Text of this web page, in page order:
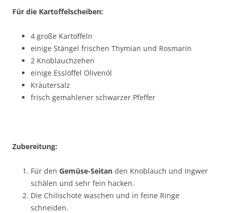
Für die Kartoffelscheiben:
4 große Kartoffeln
einige Stängel frischen Thymian und Rosmarin
2 Knoblauchzehen
einige Esslöffel Olivenöl
Kräutersalz
frisch gemahlener schwarzer Pfeffer
Zubereitung:
Für den Gemüse-Seitan den Knoblauch und Ingwer
schälen und sehr fein hacken.
Die Chilischote waschen und in feine Ringe
schneiden.